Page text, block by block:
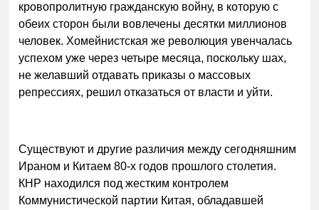
кровопролитную гражданскую войну, в которую с
обеих сторон были вовлечены десятки миллионов
человек. Хомейнистская же революция увенчалась
успехом уже через четыре месяца, поскольку шах,
не желавший отдавать приказы о массовых
репрессиях, решил отказаться от власти и уйти.
Существуют и другие различия между сегодняшним
Ираном и Китаем 80-х годов прошлого столетия.
КНР находился под жестким контролем
Коммунистической партии Китая, обладавшей